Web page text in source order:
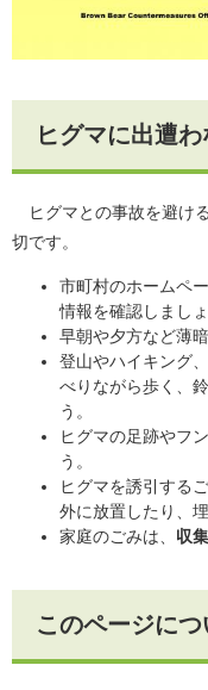
ヒグマに出遭
ヒグマとの事故を避け
切です。
市町村のホームペ
情報を確認しましょ
早朝や夕方など薄
登山やハイキング
べりながら歩く、
う。
ヒグマの足跡やフ
う。
ヒグマを誘引する
外に放置したり、
家庭のごみは、 収
このページに